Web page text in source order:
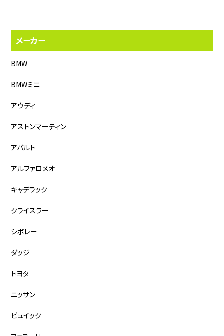
メーカー
BMW
BMWミニ
アウディ
アストンマーティン
アバルト
アルファロメオ
キャデラック
クライスラー
シボレー
ダッジ
トヨタ
ニッサン
ビュイック